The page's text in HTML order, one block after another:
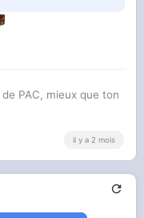
PAC, mieux que ton
il y a 2 mois